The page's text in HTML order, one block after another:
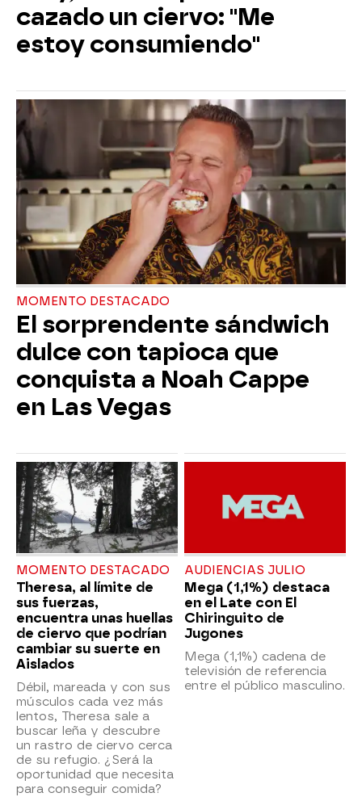
cazado un ciervo: "Me
estoy consumiendo"
MOMENTO DESTACADO
El sorprendente sándwich
dulce con tapioca que
conquista a Noah Cappe
en Las Vegas
MOMENTO DESTACADO
Theresa, al límite de
sus fuerzas,
encuentra unas huellas
de ciervo que podrían
cambiar su suerte en
Aislados
Débil, mareada y con sus
músculos cada vez más
lentos, Theresa sale a
buscar leña y descubre
un rastro de ciervo cerca
de su refugio. ¿Será la
oportunidad que necesita
para conseguir comida?
AUDIENCIAS JULIO
Mega (1,1%) destaca
en el Late con El
Chiringuito de
Jugones
Mega (1,1%) cadena de
televisión de referencia
entre el público masculino.